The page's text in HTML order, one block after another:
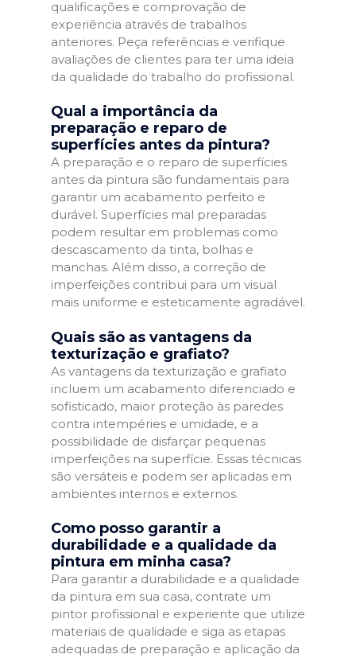
qualificações e comprovação de
experiência através de trabalhos
anteriores. Peça referências e verifique
avaliações de clientes para ter uma ideia
da qualidade do trabalho do profissional.
Qual a importância da
preparação e reparo de
superfícies antes da pintura?
A preparação e o reparo de superfícies
antes da pintura são fundamentais para
garantir um acabamento perfeito e
durável. Superfícies mal preparadas
podem resultar em problemas como
descascamento da tinta, bolhas e
manchas. Além disso, a correção de
imperfeições contribui para um visual
mais uniforme e esteticamente agradável.
Quais são as vantagens da
texturização e grafiato?
As vantagens da texturização e grafiato
incluem um acabamento diferenciado e
sofisticado, maior proteção às paredes
contra intempéries e umidade, e a
possibilidade de disfarçar pequenas
imperfeições na superfície. Essas técnicas
são versáteis e podem ser aplicadas em
ambientes internos e externos.
Como posso garantir a
durabilidade e a qualidade da
pintura em minha casa?
Para garantir a durabilidade e a qualidade
da pintura em sua casa, contrate um
pintor profissional e experiente que utilize
materiais de qualidade e siga as etapas
adequadas de preparação e aplicação da